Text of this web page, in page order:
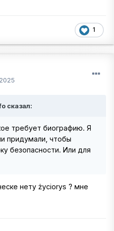
1
сказал:
требует биографию. Я
придумали, чтобы
безопасности. Или для
нету życiorys ? мне